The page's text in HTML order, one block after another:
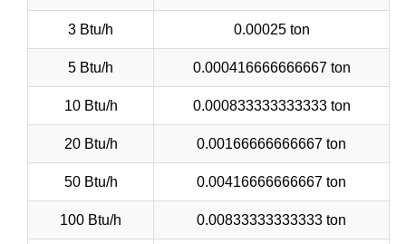
3 Btu/h 0.00025 ton
5 Btu/h 0.000416666666667 ton
10 Btu/h 0.000833333333333 ton
20 Btu/h 0.00166666666667 ton
50 Btu/h 0.00416666666667 ton
100 Btu/h 0.00833333333333 ton